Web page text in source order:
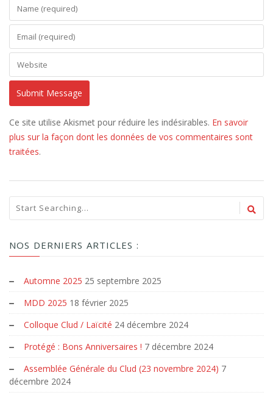
Ce site utilise Akismet pour réduire les indésirables. En savoir
plus sur la façon dont les données de vos commentaires sont
traitées.
NOS DERNIERS ARTICLES :
Automne 2025 25 septembre 2025
MDD 2025 18 février 2025
Colloque Clud / Laïcité 24 décembre 2024
Protégé : Bons Anniversaires ! 7 décembre 2024
Assemblée Générale du Clud (23 novembre 2024) 7
décembre 2024